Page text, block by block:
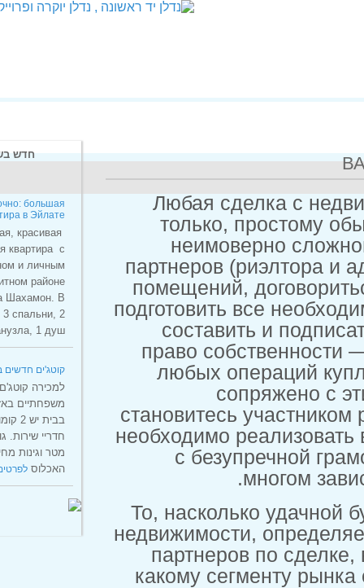
Любая
только,
партнеров
помещений,
подготовить
право
любых
становитесь
необходимо
с
То,
недвижимости,
партнеров
какому
В аренду посуточно: большая
В аренду большая, красивая
5 –и комнатная квартира с
балконом и личным
бассейном в элитном районе
Эйлата Шахамон. В
квартире 3 спальни, 2
לפרטים »
קוטג'ים חדשים באזור יוקרא באילת
למכירה קוטג'ם חדשים דו
משפחתיים באזור חדש באילת
בבית יש 2 קומות 5 חדרים 3
חדריי שירות. גודל בית היא 160
מטר וגינות מחיר מ2600000שח